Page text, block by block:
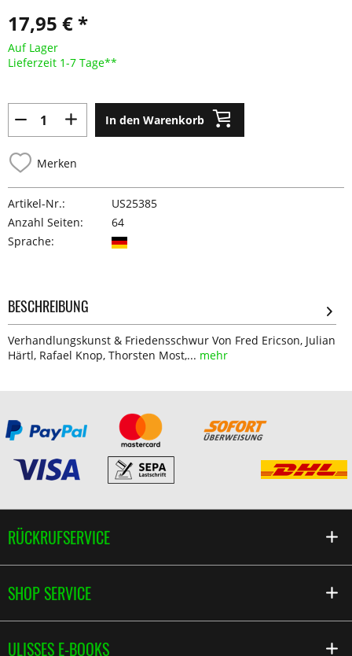
17,95 € *
Auf Lager
Lieferzeit 1-7 Tage**
In den Warenkorb
Merken
Artikel-Nr.:
US25385
Anzahl Seiten:
64
Sprache:
BESCHREIBUNG
Verhandlungskunst & Friedensschwur Von Fred Ericson, Julian
Härtl, Rafael Knop, Thorsten Most,... mehr
RÜCKRUFSERVICE
SHOP SERVICE
ULISSES E-BOOKS